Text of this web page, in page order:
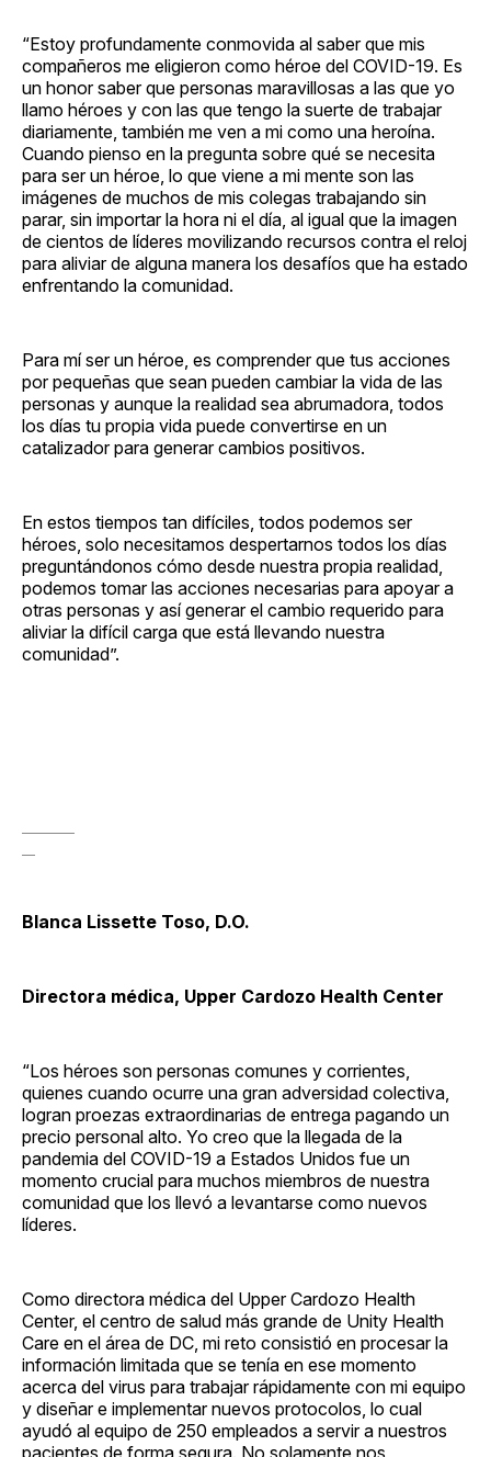
“Estoy profundamente conmovida al saber que mis
compañeros me eligieron como héroe del COVID-19. Es
un honor saber que personas maravillosas a las que yo
llamo héroes y con las que tengo la suerte de trabajar
diariamente, también me ven a mi como una heroína.
Cuando pienso en la pregunta sobre qué se necesita
para ser un héroe, lo que viene a mi mente son las
imágenes de muchos de mis colegas trabajando sin
parar, sin importar la hora ni el día, al igual que la imagen
de cientos de líderes movilizando recursos contra el reloj
para aliviar de alguna manera los desafíos que ha estado
enfrentando la comunidad.
Para mí ser un héroe, es comprender que tus acciones
por pequeñas que sean pueden cambiar la vida de las
personas y aunque la realidad sea abrumadora, todos
los días tu propia vida puede convertirse en un
catalizador para generar cambios positivos.
En estos tiempos tan difíciles, todos podemos ser
héroes, solo necesitamos despertarnos todos los días
preguntándonos cómo desde nuestra propia realidad,
podemos tomar las acciones necesarias para apoyar a
otras personas y así generar el cambio requerido para
aliviar la difícil carga que está llevando nuestra
comunidad”.
Blanca Lissette Toso, D.O.
Directora médica, Upper Cardozo Health Center
“Los héroes son personas comunes y corrientes,
quienes cuando ocurre una gran adversidad colectiva,
logran proezas extraordinarias de entrega pagando un
precio personal alto. Yo creo que la llegada de la
pandemia del COVID-19 a Estados Unidos fue un
momento crucial para muchos miembros de nuestra
comunidad que los llevó a levantarse como nuevos
líderes.
Como directora médica del Upper Cardozo Health
Center, el centro de salud más grande de Unity Health
Care en el área de DC, mi reto consistió en procesar la
información limitada que se tenía en ese momento
acerca del virus para trabajar rápidamente con mi equipo
y diseñar e implementar nuevos protocolos, lo cual
ayudó al equipo de 250 empleados a servir a nuestros
pacientes de forma segura. No solamente nos